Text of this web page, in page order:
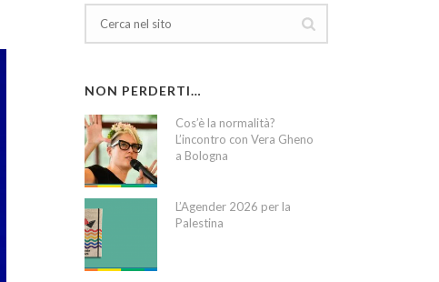
NON PERDERTI…
Cos’è la normalità?
L’incontro con Vera Gheno
a Bologna
L’Agender 2026 per la
Palestina